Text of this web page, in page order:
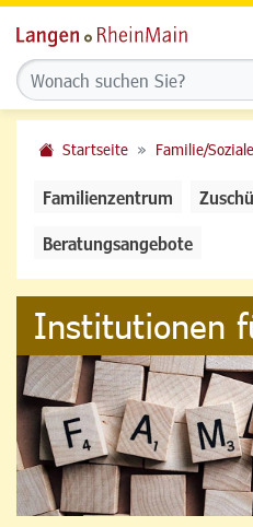
Startseite Familie/
Familienzentrum
Beratungsangebote
Institutionen